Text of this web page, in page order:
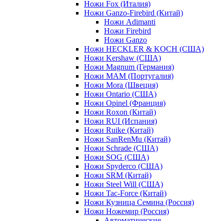
Ножи Fox (Италия)
Ножи Ganzo-Firebird (Китай)
Ножи Adimanti
Ножи Firebird
Ножи Ganzo
Ножи HECKLER & KOCH (США)
Ножи Kershaw (США)
Ножи Magnum (Германия)
Ножи MAM (Португалия)
Ножи Mora (Швеция)
Ножи Ontario (США)
Ножи Opinel (Франция)
Ножи Roxon (Китай)
Ножи RUI (Испания)
Ножи Ruike (Китай)
Ножи SanRenMu (Китай)
Ножи Schrade (США)
Ножи SOG (США)
Ножи Spyderco (США)
Ножи SRM (Китай)
Ножи Steel Will (США)
Ножи Tac-Force (Китай)
Ножи Кузница Семина (Россия)
Ножи Ножемир (Россия)